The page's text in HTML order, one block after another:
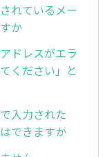
れているメー
か
ドレスがエラ
ください」と
入力された
できますか